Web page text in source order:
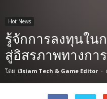
Hot News
รู้จักการลงทุนใน
สู่อิสรภาพทางกา
โดย i3siam Tech & Game Editor -